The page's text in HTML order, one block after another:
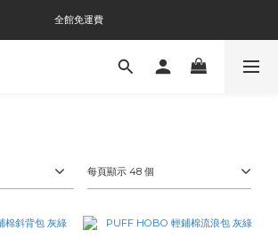
全館免運費
全館免運費
全館消費滿$3000即贈Tyvek®環保袋
每頁顯示 48 個